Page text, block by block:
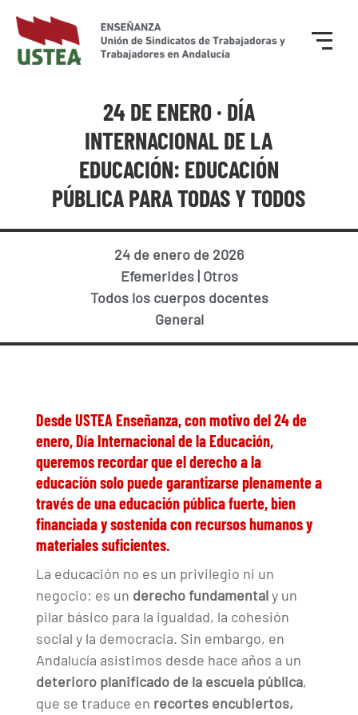
24 DE ENERO · DÍA
INTERNACIONAL DE LA
EDUCACIÓN: EDUCACIÓN
PÚBLICA PARA TODAS Y TODOS
24 de enero de 2026
Efemerides| Otros
Todos los cuerpos docentes
General
DesdeUSTEA Enseñanza, con motivo del24 de
enero, Día Internacional de la Educación,
queremos recordar que el derecho a la
educación solo puede garantizarse plenamente a
través de unaeducación pública fuerte, bien
financiada y sostenida con recursos humanos y
materiales suficientes.
La educación no es un privilegio ni un
negocio: es un derecho fundamentaly un
pilar básico para la igualdad, la cohesión
social y la democracia. Sin embargo, en
Andalucía asistimos desde hace años a un
deterioro planificado de la escuela pública,
que se traduce en recortes encubiertos,